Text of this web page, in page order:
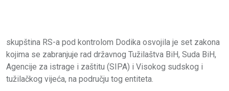
skupština RS-a pod kontrolom Dodika osvojila je set zakona
kojima se zabranjuje rad državnog Tužilaštva BiH, Suda BiH,
Agencije za istrage i zaštitu (SIPA) i Visokog sudskog i
tužilačkog vijeća, na području tog entiteta.